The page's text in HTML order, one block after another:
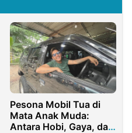
Pesona Mobil Tua di
Mata Anak Muda:
Antara Hobi, Gaya, dan